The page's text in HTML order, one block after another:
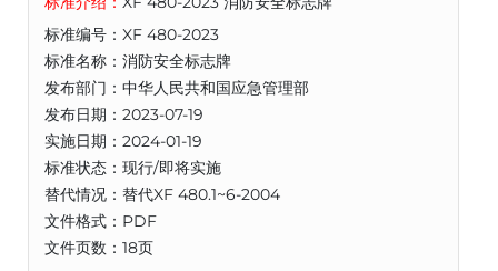
标准编号：XF 480-2023
标准名称：消防安全标志牌
发布部门：中华人民共和国应急管理部
发布日期：2023-07-19
实施日期：2024-01-19
标准状态：现行/即将实施
替代情况：替代XF 480.1~6-2004
文件格式：PDF
文件页数：18页